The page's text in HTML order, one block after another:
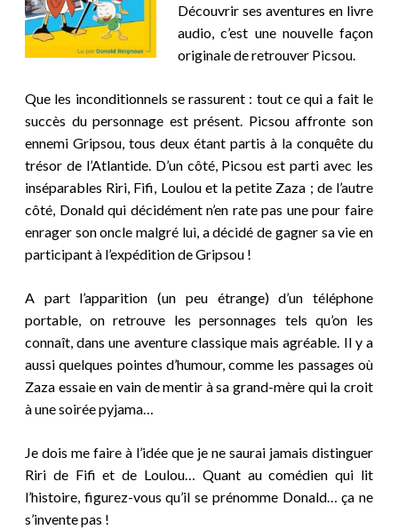
Découvrir ses aventures en livre
audio, c’est une nouvelle façon
originale de retrouver Picsou.
Que les inconditionnels se rassurent : tout ce qui a fait le
succès du personnage est présent. Picsou affronte son
ennemi Gripsou, tous deux étant partis à la conquête du
trésor de l’Atlantide. D’un côté, Picsou est parti avec les
inséparables Riri, Fifi, Loulou et la petite Zaza ; de l’autre
côté, Donald qui décidément n’en rate pas une pour faire
enrager son oncle malgré lui, a décidé de gagner sa vie en
participant à l’expédition de Gripsou !
A part l’apparition (un peu étrange) d’un téléphone
portable, on retrouve les personnages tels qu’on les
connaît, dans une aventure classique mais agréable. Il y a
aussi quelques pointes d’humour, comme les passages où
Zaza essaie en vain de mentir à sa grand-mère qui la croit
à une soirée pyjama…
Je dois me faire à l’idée que je ne saurai jamais distinguer
Riri de Fifi et de Loulou… Quant au comédien qui lit
l’histoire, figurez-vous qu’il se prénomme Donald… ça ne
s’invente pas !